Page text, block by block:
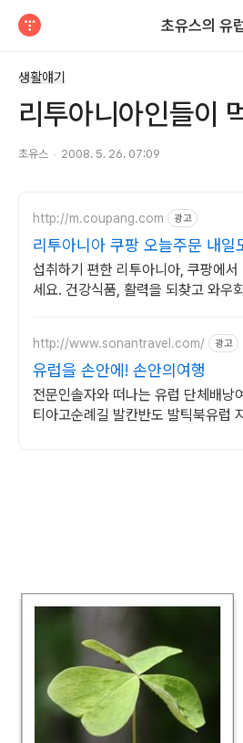
초유스의 유
생활얘기
리투아니아인들이
초유스 2008. 5. 26. 07:09
http://m.coupang.com 광고
리투아니아 쿠팡 오늘주문 내일
섭취하기 편한 리투아니아, 쿠팡에
세요. 건강식품, 활력을 되찾고 와우
http://www.sonantravel.com/ 광고
유럽을 손안에! 손안의여행
전문인솔자와 떠나는 유럽 단체배낭
티아고순례길 발칸반도 발틱북유럽